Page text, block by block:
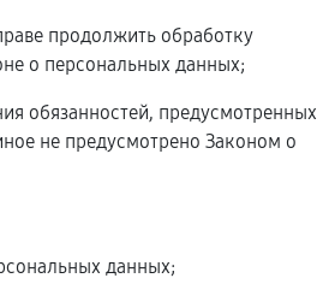
продолжить обработку
о персональных данных;
обязанностей, предусмотренных
не предусмотрено Законом о
данных;